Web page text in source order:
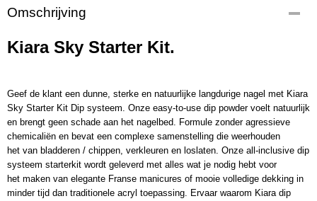
Productcode
KSDSK01
0,93 Kg
Omschrijving
Kiara Sky Starter Kit.
Geef de klant een dunne, sterke en natuurlijke langdurige nagel met Kiara
Sky Starter Kit Dip systeem. Onze easy-to-use dip powder voelt natuurlijk
en brengt geen schade aan het nagelbed. Formule zonder agressieve
chemicaliën en bevat een complexe samenstelling die weerhouden
het van bladderen / chippen, verkleuren en loslaten. Onze all-inclusive dip
systeem starterkit wordt geleverd met alles wat je nodig hebt voor
het maken van elegante Franse manicures of mooie volledige dekking in
minder tijd dan traditionele acryl toepassing. Ervaar waarom Kiara dip